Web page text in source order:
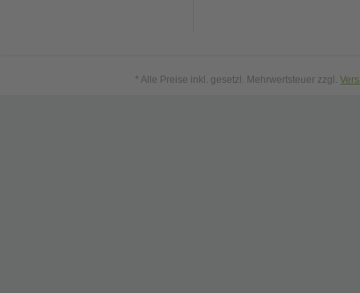
* Alle Preise inkl. gesetzl. Mehrwertsteuer zzgl.